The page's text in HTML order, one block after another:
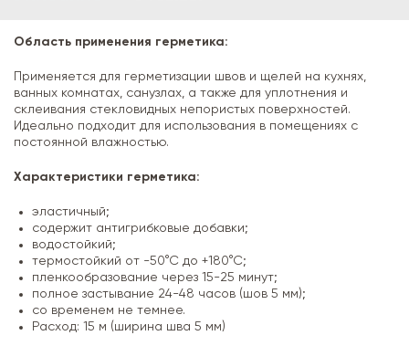
Область применения герметика:
Применяется для герметизации швов и щелей на кухнях,
ванных комнатах, санузлах, а также для уплотнения и
склеивания стекловидных непористых поверхностей.
Идеально подходит для использования в помещениях с
постоянной влажностью.
Характеристики герметика:
эластичный;
содержит антигрибковые добавки;
водостойкий;
термостойкий от -50°С до +180°С;
пленкообразование через 15-25 минут;
полное застывание 24-48 часов (шов 5 мм);
со временем не темнее.
Расход: 15 м (ширина шва 5 мм)